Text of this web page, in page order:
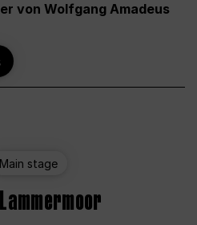
von Wolfgang Amadeus
Main stage